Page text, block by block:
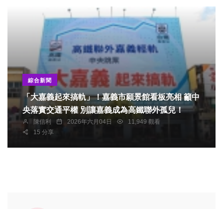
綜合新聞
「大嘉義起來搞軌」！嘉義市願景館看板亮相 籲中
央落實交通平權 別讓嘉義成為高鐵聯外孤兒！
陳信利 2026年六月04日
11,949 觀看
15 分享